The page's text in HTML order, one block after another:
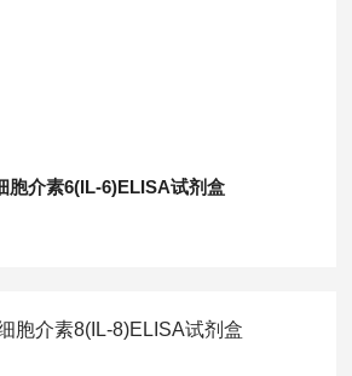
胞介素6(IL-6)ELISA试剂盒